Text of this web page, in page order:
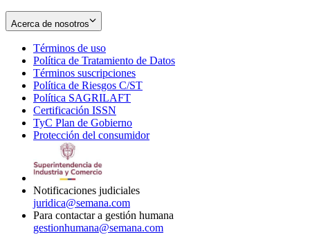
Acerca de nosotros
Términos de uso
in
new
window
Política de Tratamiento de Datos
Términos suscripciones
in
Política de Riesgos C/ST
Política SAGRILAFT
new
window
Certificación ISSN
in
new
TyC Plan de Gobierno
in
Protección del consumidorOpens
Notificaciones judiciales
juridica@semana.com
Para contactar a gestión humana
gestionhumana@semana.com